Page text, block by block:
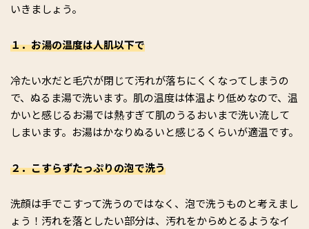
いきましょう。
１．お湯の温度は人肌以下で
冷たい水だと毛穴が閉じて汚れが落ちにくくなってしまうの
で、ぬるま湯で洗います。肌の温度は体温より低めなので、温
かいと感じるお湯では熱すぎて肌のうるおいまで洗い流して
しまいます。お湯はかなりぬるいと感じるくらいが適温です。
２．こすらずたっぷりの泡で洗う
洗顔は手でこすって洗うのではなく、泡で洗うものと考えまし
ょう！汚れを落としたい部分は、汚れをからめとるようなイ